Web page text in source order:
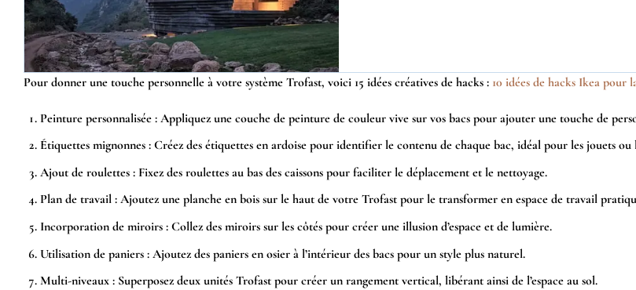
Pour donner une touche personnelle à votre système Trofast, voici 15 idées créatives de hacks : 10 idées de hacks Ikea pour
Peinture personnalisée :Appliquez une couche de peinture de couleur vive sur vos bacs pour ajouter une touche de
Étiquettes mignonnes :Créez des étiquettes en ardoise pour identifier le contenu de chaque bac, idéal pour les jouets ou
Ajout de roulettes :Fixez des roulettes au bas des caissons pour faciliter le déplacement et le nettoyage.
Plan de travail :Ajoutez une planche en bois sur le haut de votre Trofast pour le transformer en espace de travail
Incorporation de miroirs :Collez des miroirs sur les côtés pour créer une illusion d’espace et de lumière.
Utilisation de paniers :Ajoutez des paniers en osier à l’intérieur des bacs pour un style plus naturel.
Multi-niveaux :Superposez deux unités Trofast pour créer un rangement vertical, libérant ainsi de l’espace au sol.